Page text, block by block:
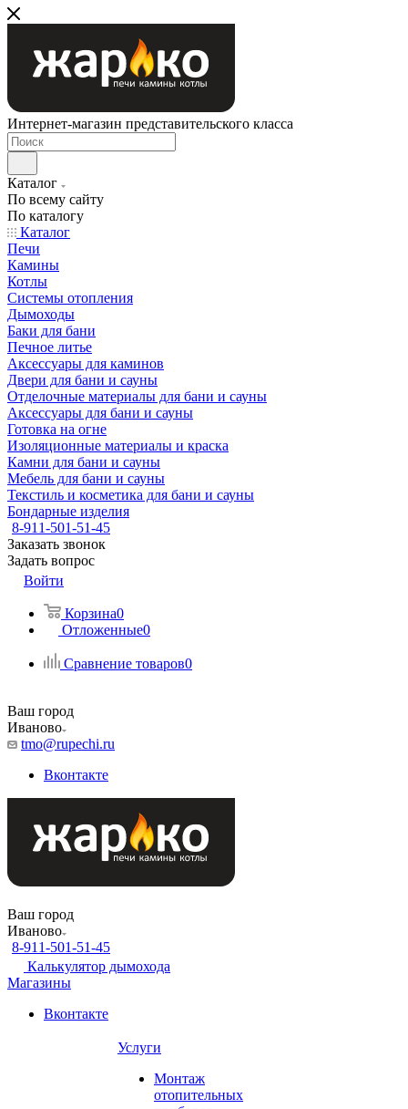
Интернет-магазин представительского класса
Каталог
По всему сайту
По каталогу
Каталог
Печи
Камины
Котлы
Системы отопления
Дымоходы
Баки для бани
Печное литье
Аксессуары для каминов
Двери для бани и сауны
Отделочные материалы для бани и сауны
Аксессуары для бани и сауны
Готовка на огне
Изоляционные материалы и краска
Камни для бани и сауны
Мебель для бани и сауны
Текстиль и косметика для бани и сауны
Бондарные изделия
8-911-501-51-45
Заказать звонок
Задать вопрос
Войти
Корзина0
Отложенные0
Сравнение товаров0
Ваш город
Иваново
tmo@rupechi.ru
Вконтакте
Ваш город
Иваново
8-911-501-51-45
Калькулятор дымохода
Магазины
Вконтакте
Услуги
Монтаж
отопительных